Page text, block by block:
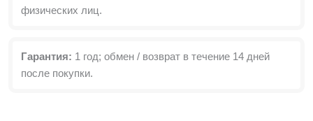
физических лиц.
Гарантия: 1 год; обмен / возврат в течение 14 дней
после покупки.